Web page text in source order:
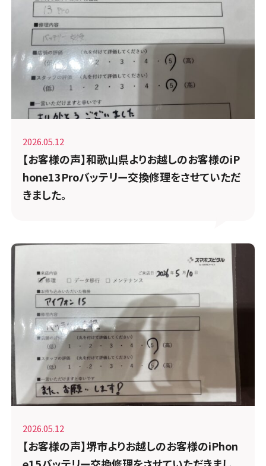
2026.05.12
【お客様の声】和歌山県よりお越しのお客様のiP
hone13Proバッテリー交換修理をさせていただ
きました。
2026.05.12
【お客様の声】堺市よりお越しのお客様のiPhon